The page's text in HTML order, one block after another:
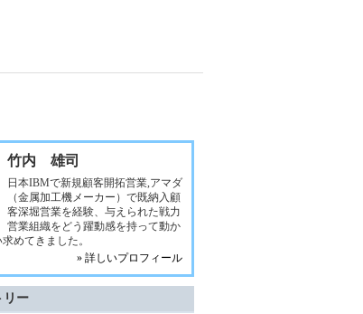
竹内 雄司
日本IBMで新規顧客開拓営業,アマダ
（金属加工機メーカー）で既納入顧
客深堀営業を経験、与えられた戦力
営業組織をどう躍動感を持って動か
めてきました。
» 詳しいプロフィール
リー